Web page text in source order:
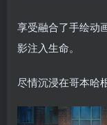
享受融合了手绘动
影注入生命。
尽情沉浸在哥本哈